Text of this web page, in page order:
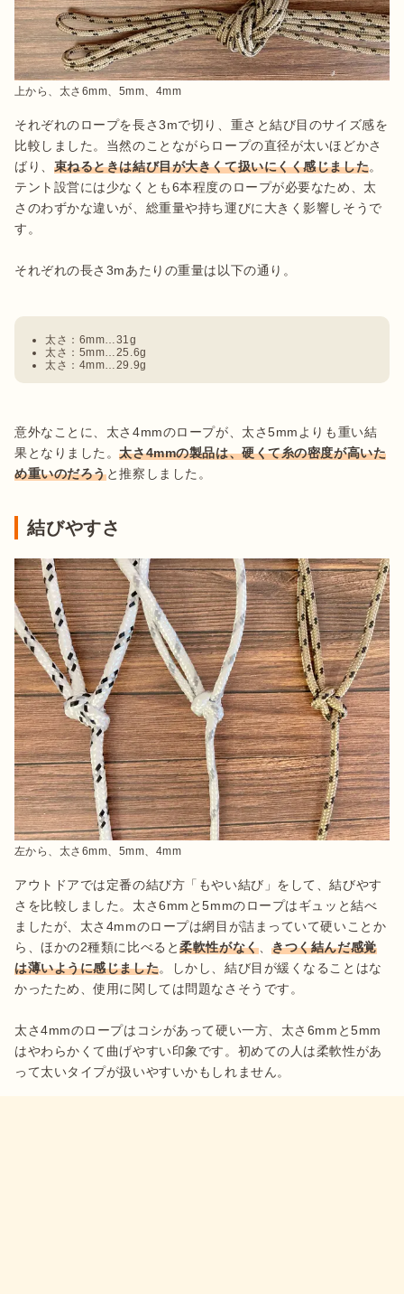
上から、太さ6mm、5mm、4mm
それぞれのロープを長さ3mで切り、重さと結び目のサイズ感を
比較しました。当然のことながらロープの直径が太いほどかさ
ばり、 束ねるときは結び目が大きくて扱いにくく感じました。
テント設営には少なくとも6本程度のロープが必要なため、太
さのわずかな違いが、総重量や持ち運びに大きく影響しそうで
す。
それぞれの長さ3mあたりの重量は以下の通り。
太さ：6mm…31g
太さ：5mm…25.6g
太さ：4mm…29.9g
意外なことに、太さ4mmのロープが、太さ5mmよりも重い結
果となりました。太さ4mmの製品は、硬くて糸の密度が高いた
め重いのだろうと推察しました。
結びやすさ
左から、太さ6mm、5mm、4mm
アウトドアでは定番の結び方「もやい結び」をして、結びやす
さを比較しました。太さ6mmと5mmのロープはギュッと結べ
ましたが、太さ4mmのロープは網目が詰まっていて硬いことか
ら、ほかの2種類に比べると柔軟性がなく、きつく結んだ感覚
は薄いように感じました。しかし、結び目が緩くなることはな
かったため、使用に関しては問題なさそうです。
太さ4mmのロープはコシがあって硬い一方、太さ6mmと5mm
はやわらかくて曲げやすい印象です。初めての人は柔軟性があ
って太いタイプが扱いやすいかもしれません。